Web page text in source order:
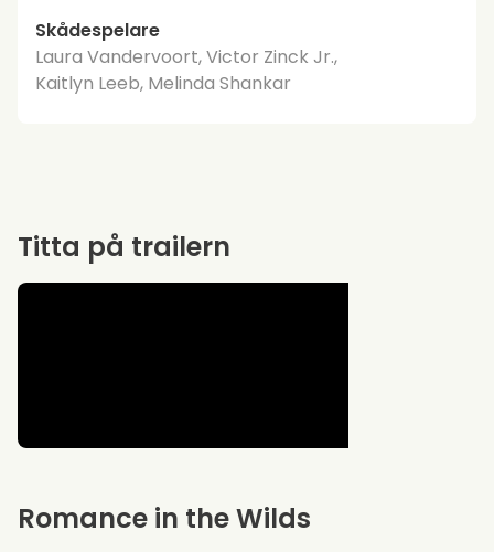
Skådespelare
Laura Vandervoort, Victor Zinck Jr.,
Kaitlyn Leeb, Melinda Shankar
Romance in the Wilds
Titta på trailern